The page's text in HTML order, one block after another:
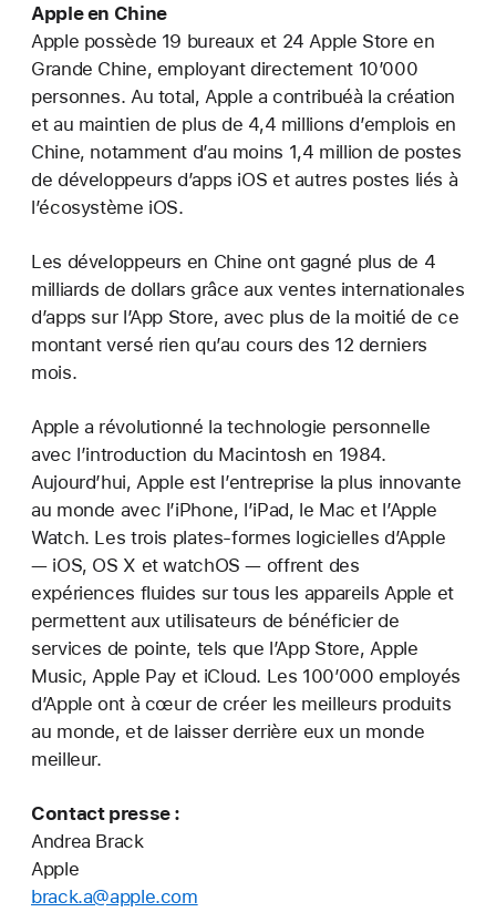
Apple en Chine
Apple possède 19 bureaux et 24 Apple Store en
Grande Chine, employant directement 10’000
personnes. Au total, Apple a contribuéà la création
et au maintien de plus de 4,4 millions d’emplois en
Chine, notamment d’au moins 1,4 million de postes
de développeurs d’apps iOS et autres postes liés à
l’écosystème iOS.
Les développeurs en Chine ont gagné plus de 4
milliards de dollars grâce aux ventes internationales
d’apps sur l’App Store, avec plus de la moitié de ce
montant versé rien qu’au cours des 12 derniers
mois.
Apple a révolutionné la technologie personnelle
avec l’introduction du Macintosh en 1984.
Aujourd’hui, Apple est l’entreprise la plus innovante
au monde avec l’iPhone, l’iPad, le Mac et l’Apple
Watch. Les trois plates-formes logicielles d’Apple
— iOS, OS X et watchOS — offrent des
expériences fluides sur tous les appareils Apple et
permettent aux utilisateurs de bénéficier de
services de pointe, tels que l’App Store, Apple
Music, Apple Pay et iCloud. Les 100’000 employés
d’Apple ont à cœur de créer les meilleurs produits
au monde, et de laisser derrière eux un monde
meilleur.
Contact presse :
Andrea Brack
Apple
brack.a@apple.com